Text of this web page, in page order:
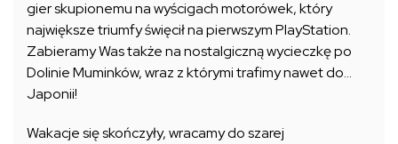
gier skupionemu na wyścigach motorówek, który
największe triumfy święcił na pierwszym PlayStation.
Zabieramy Was także na nostalgiczną wycieczkę po
Dolinie Muminków, wraz z którymi trafimy nawet do…
Japonii!
Wakacje się skończyły, wracamy do szarej